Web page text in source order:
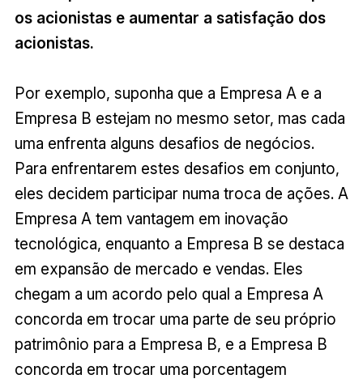
os acionistas e aumentar a satisfação dos
acionistas.
Por exemplo, suponha que a Empresa A e a
Empresa B estejam no mesmo setor, mas cada
uma enfrenta alguns desafios de negócios.
Para enfrentarem estes desafios em conjunto,
eles decidem participar numa troca de ações. A
Empresa A tem vantagem em inovação
tecnológica, enquanto a Empresa B se destaca
em expansão de mercado e vendas. Eles
chegam a um acordo pelo qual a Empresa A
concorda em trocar uma parte de seu próprio
patrimônio para a Empresa B, e a Empresa B
concorda em trocar uma porcentagem